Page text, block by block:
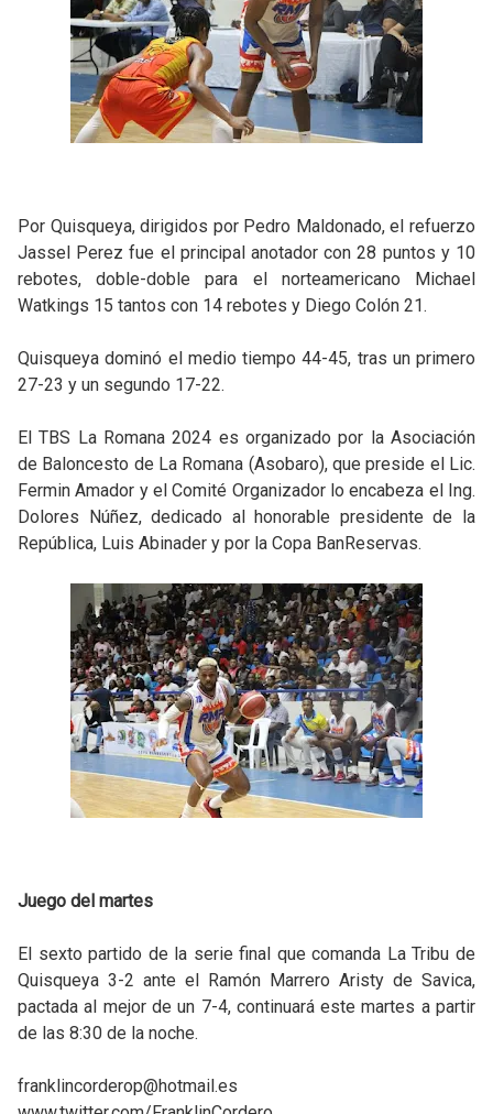
Por Quisqueya, dirigidos por Pedro Maldonado, el refuerzo
Jassel Perez fue el principal anotador con 28 puntos y 10
rebotes, doble-doble para el norteamericano Michael
Watkings 15 tantos con 14 rebotes y Diego Colón 21.
Quisqueya dominó el medio tiempo 44-45, tras un primero
27-23 y un segundo 17-22.
El TBS La Romana 2024 es organizado por la Asociación
de Baloncesto de La Romana (Asobaro), que preside el Lic.
Fermin Amador y el Comité Organizador lo encabeza el Ing.
Dolores Núñez, dedicado al honorable presidente de la
República, Luis Abinader y por la Copa BanReservas.
Juego del martes
El sexto partido de la serie final que comanda La Tribu de
Quisqueya 3-2 ante el Ramón Marrero Aristy de Savica,
pactada al mejor de un 7-4, continuará este martes a partir
de las 8:30 de la noche.
franklincorderop@hotmail.es